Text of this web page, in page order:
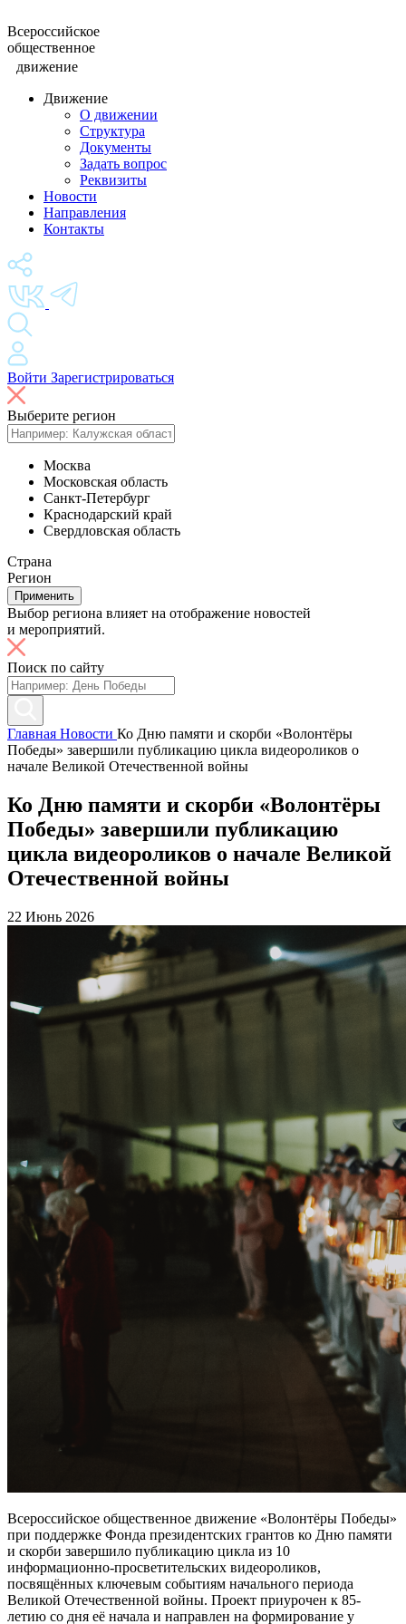
Всероссийское
общественное
движение
Движение
О движении
Структура
Документы
Задать вопрос
Реквизиты
Новости
Направления
Контакты
Войти Зарегистрироваться
Выберите регион
Москва
Московская область
Санкт-Петербург
Краснодарский край
Свердловская область
Страна
Регион
Применить
Выбор региона влияет на отображение новостей
и мероприятий.
Поиск по сайту
Главная Новости Ко Дню памяти и скорби «Волонтёры
Победы» завершили публикацию цикла видеороликов о
начале Великой Отечественной войны
Ко Дню памяти и скорби «Волонтёры
Победы» завершили публикацию
цикла видеороликов о начале Великой
Отечественной войны
22 Июнь 2026
Всероссийское общественное движение «Волонтёры Победы»
при поддержке Фонда президентских грантов ко Дню памяти
и скорби завершило публикацию цикла из 10
информационно-просветительских видеороликов,
посвящённых ключевым событиям начального периода
Великой Отечественной войны. Проект приурочен к 85-
летию со дня её начала и направлен на формирование у